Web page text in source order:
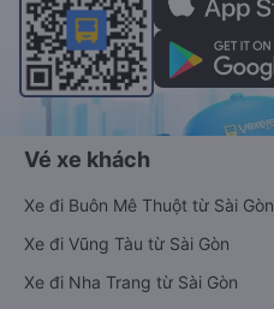
Vé xe khách
Xe đi Buôn Mê Thuột từ Sài Gòn
Xe đi Vũng Tàu từ Sài Gòn
Xe đi Nha Trang từ Sài Gòn